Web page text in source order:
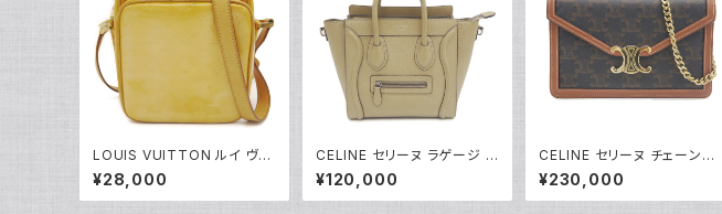
LOUIS VUITTON ルイ ヴィ
トン モノグラム・ヴェルニ ウー
スター ショルダーバッグ ロー
ズピンク M91037 Y05203
¥28,000
CELINE セリーヌ ラゲージ ナ
ノショッパー ハンドバッグ 2W
AY ショルダーバッグ レザー
ベージュ 189243 Y05219
¥120,000
CELINE セリーヌ チェーンウ
ォレット マーゴ トリオンフキャ
ンバス ショルダーバッグ 10L4
62DQB.04LU Y05229
¥230,000